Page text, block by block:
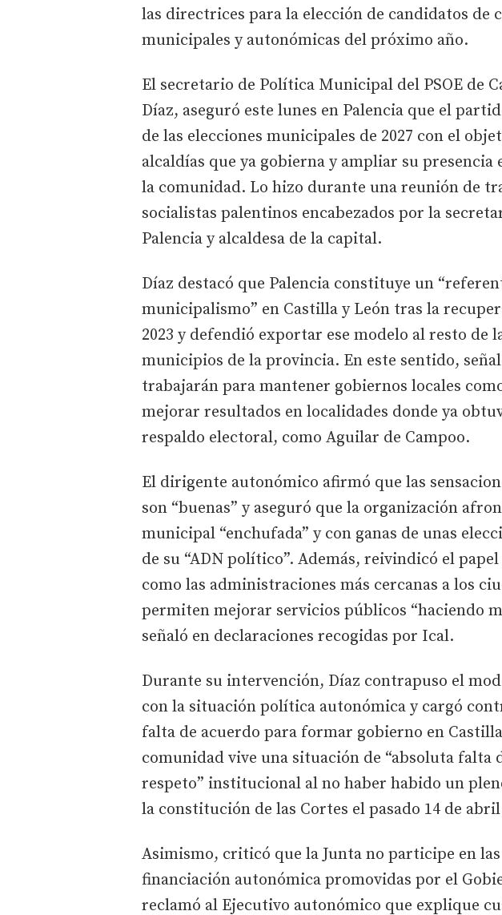
las directrices para la elección de candidatos de
municipales y autonómicas del próximo año.
El secretario de Política Municipal del PSOE de
Díaz, aseguró este lunes en Palencia que el
de las elecciones municipales de 2027 con el
alcaldías que ya gobierna y ampliar su presencia
la comunidad. Lo hizo durante una reunión de
socialistas palentinos encabezados por la
Palencia y alcaldesa de la capital.
Díaz destacó que Palencia constituye un
municipalismo” en Castilla y León tras la
2023 y defendió exportar ese modelo al resto de
municipios de la provincia. En este sentido,
trabajarán para mantener gobiernos locales
mejorar resultados en localidades donde ya
respaldo electoral, como Aguilar de Campoo.
El dirigente autonómico afirmó que las
son “buenas” y aseguró que la organización
municipal “enchufada” y con ganas de unas
de su “ADN político”. Además, reivindicó el
como las administraciones más cercanas a los
permiten mejorar servicios públicos “haciendo
señaló en declaraciones recogidas por Ical.
Durante su intervención, Díaz contrapuso el
con la situación política autonómica y cargó
falta de acuerdo para formar gobierno en
comunidad vive una situación de “absoluta falta
respeto” institucional al no haber habido un
la constitución de las Cortes el pasado 14 de
Asimismo, criticó que la Junta no participe en
financiación autonómica promovidas por el
reclamó al Ejecutivo autonómico que explique